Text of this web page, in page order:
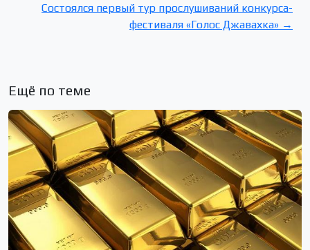
Состоялся первый тур прослушиваний конкурса-
фестиваля «Голос Джавахка» →
Ещё по теме